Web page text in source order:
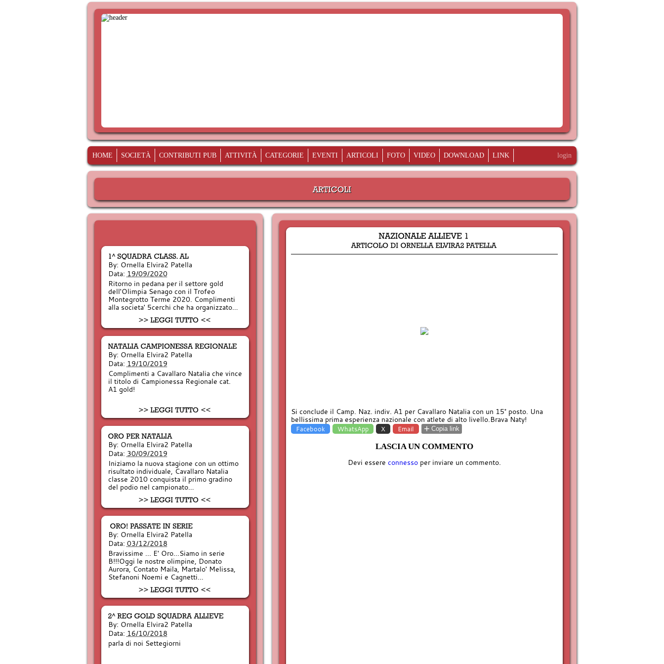
HOME SOCIETÀ CONTRIBUTI PUB ATTIVITÀ CATEGORIE EVENTI ARTICOLI FOTO VIDEO DOWNLOAD LINK login
By: Ornella Elvira2 Patella
Data: 19/09/2020
Ritorno in pedana per il settore gold
dell'Olimpia Senago con il Trofeo
Montegrotto Terme 2020. Complimenti
alla societa' 5cerchi che ha organizzato…
By: Ornella Elvira2 Patella
Data: 19/10/2019
Complimenti a Cavallaro Natalia che vince
il titolo di Campionessa Regionale cat.
A1 gold!
By: Ornella Elvira2 Patella
Data: 30/09/2019
Iniziamo la nuova stagione con un ottimo
risultato individuale, Cavallaro Natalia
classe 2010 conquista il primo gradino
del podio nel campionato…
By: Ornella Elvira2 Patella
Data: 03/12/2018
Bravissime ... E' Oro...Siamo in serie
B!!!Oggi le nostre olimpine, Donato
Aurora, Contato Maila, Martalo' Melissa,
Stefanoni Noemi e Cagnetti…
By: Ornella Elvira2 Patella
Data: 16/10/2018
parla di noi Settegiorni
Si conclude il Camp. Naz. indiv. A1 per Cavallaro Natalia con un 15° posto. Una
bellissima prima esperienza nazionale con atlete di alto livello.Brava Naty!
Facebook WhatsApp X Email + Copia link
LASCIA UN COMMENTO
Devi essere connessoper inviare un commento.